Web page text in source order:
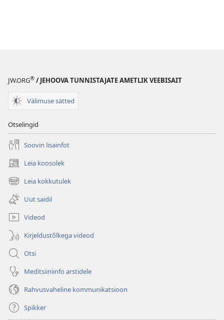
JW.ORG® / JEHOOVA TUNNISTAJATE AMETLIK VEEBISAIT
Välimuse sätted
Otselingid
Soovin lisainfot
Leia koosolek
(avab
uue
akna)
Leia kokkutulek
(avab
uue
akna)
Uut saidil
Videod
Kirjeldustõlkega videod
Otsi
Meditsiiniinfo arstidele
Rahvusvaheline kommunikatsioon
Spikker